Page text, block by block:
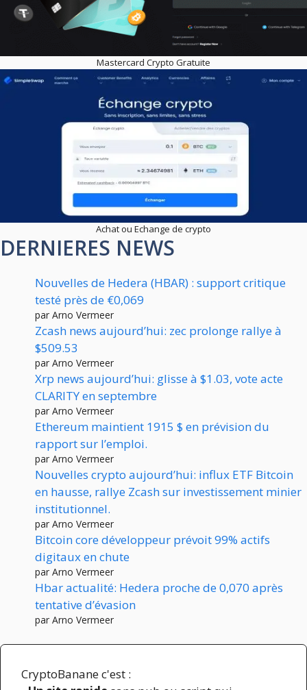
Mastercard Crypto Gratuite
Achat ou Echange de crypto
DERNIERES NEWS
Nouvelles de Hedera (HBAR) : support critique
testé près de €0,069
par Arno Vermeer
Zcash news aujourd’hui: zec prolonge rallye à
$509.53
par Arno Vermeer
Xrp news aujourd’hui: glisse à $1.03, vote acte
CLARITY en septembre
par Arno Vermeer
Ethereum maintient 1915 $ en prévision du
rapport sur l’emploi.
par Arno Vermeer
Nouvelles crypto aujourd’hui: influx ETF Bitcoin
en hausse, rallye Zcash sur investissement minier
institutionnel.
par Arno Vermeer
Bitcoin core développeur prévoit 99% actifs
digitaux en chute
par Arno Vermeer
Hbar actualité: Hedera proche de 0,070 après
tentative d’évasion
par Arno Vermeer
CryptoBanane c'est :